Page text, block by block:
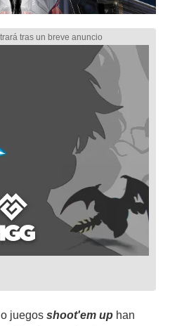
o juegos shoot'em up han